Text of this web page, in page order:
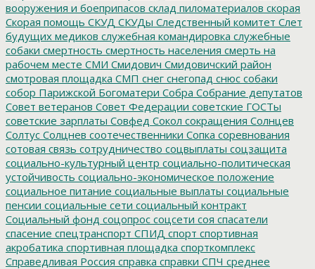
вооружения и боеприпасов склад пиломатериалов скорая
Скорая помощь СКУД СКУДы Следственный комитет Слет
будущих медиков служебная командировка служебные
собаки смертность смертность населения смерть на
рабочем месте СМИ Смидович Смидовичский район
смотровая площадка СМП снег снегопад снюс собаки
собор Парижской Богоматери Собра Собрание депутатов
Совет ветеранов Совет Федерации советские ГОСТы
советские зарплаты Совфед Сокол сокращения Солнцев
Солтус Солцнев соотечественники Сопка соревнования
сотовая связь сотрудничество соцвыплаты соцзащита
социально-культурный центр социально-политическая
устойчивость социально-экономическое положение
социальное питание социальные выплаты социальные
пенсии социальные сети социальный контракт
Социальный фонд соцопрос соцсети соя спасатели
спасение спецтранспорт СПИД спорт спортивная
акробатика спортивная площадка спорткомплекс
Справедливая Россия справка справки СПЧ среднее